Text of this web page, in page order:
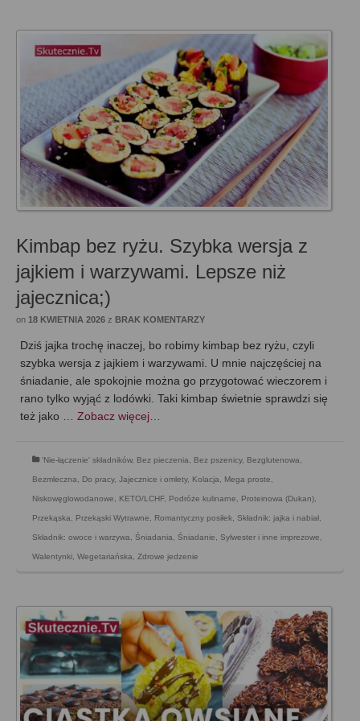
Kimbap bez ryżu. Szybka wersja z
jajkiem i warzywami. Lepsze niż
jajecznica;)
on 18 KWIETNIA 2026 z BRAK KOMENTARZY
Dziś jajka trochę inaczej, bo robimy kimbap bez ryżu, czyli
szybka wersja z jajkiem i warzywami. U mnie najczęściej na
śniadanie, ale spokojnie można go przygotować wieczorem i
rano tylko wyjąć z lodówki. Taki kimbap świetnie sprawdzi się
też jako … Zobacz więcej…
'Nie-łączenie' składników, Bez pieczenia Bez pszenicy, Bezglutenowa
Bezmleczna Do pracy, Jajecznice i omlety, Kolacja Mega proste
Niskowęglowodanowe, KETO/LCHF, Podróże kulinarne Proteinowa (Dukan)
Przekąska Przekąski Wytrawne Romantyczny posiłek Składnik: jajka i nabiał
Składnik: owoce i warzywa Śniadania Śniadanie Sylwester i inne imprezowe
Walentynki Wegetariańska Zdrowe jedzenie